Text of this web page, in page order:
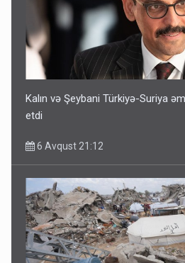
Kalın və Şeybani Türkiyə-Suriya
etdi
6 Avqust 21:12